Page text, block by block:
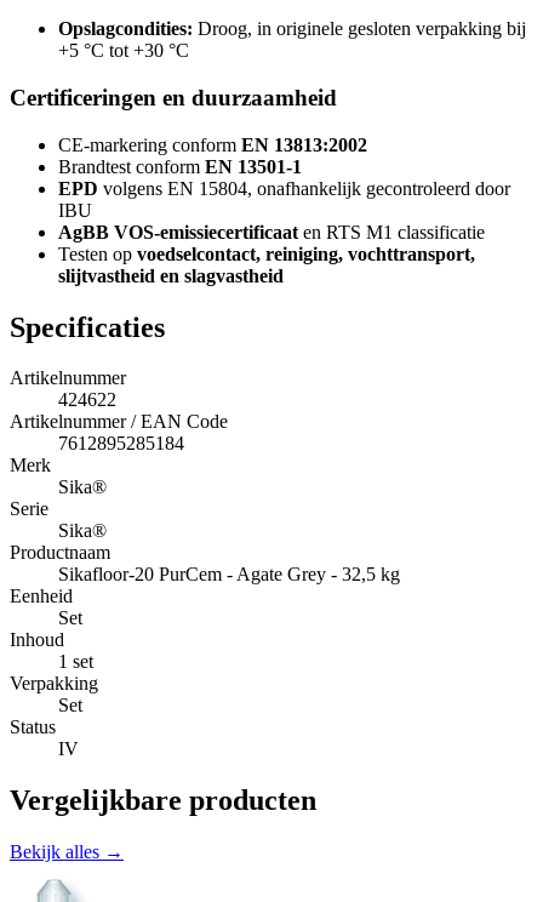
Opslagcondities: Droog, in originele gesloten verpakking bij
+5 °C tot +30 °C
Certificeringen en duurzaamheid
CE-markering conform EN 13813:2002
Brandtest conform EN 13501-1
EPD volgens EN 15804, onafhankelijk gecontroleerd door
IBU
AgBB VOS-emissiecertificaat en RTS M1 classificatie
Testen op voedselcontact, reiniging, vochttransport,
slijtvastheid en slagvastheid
Specificaties
Artikelnummer
424622
Artikelnummer / EAN Code
7612895285184
Merk
Sika®
Serie
Sika®
Productnaam
Sikafloor-20 PurCem - Agate Grey - 32,5 kg
Eenheid
Set
Inhoud
1 set
Verpakking
Set
Status
IV
Vergelijkbare producten
Bekijk alles →